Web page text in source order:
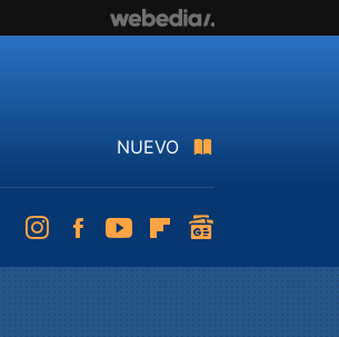
NUEVO
InstagramFacebookYoutubeFlipboard